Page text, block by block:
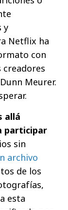
y
Netflix ha
con
creadores
Meurer.
allá
participar
sin
archivo
de los
esta